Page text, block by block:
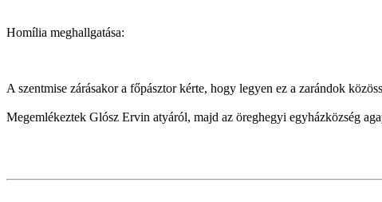
Homília meghallgatása:
A szentmise zárásakor a főpásztor kérte, hogy legyen ez a zarándok
Megemlékeztek Glósz Ervin atyáról, majd az öreghegyi egyházközség